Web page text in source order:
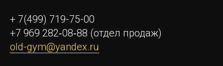
+ 7(499) 719-75-00
+7 969 282‑08‑88 (отдел продаж)
old-gym@yandex.ru